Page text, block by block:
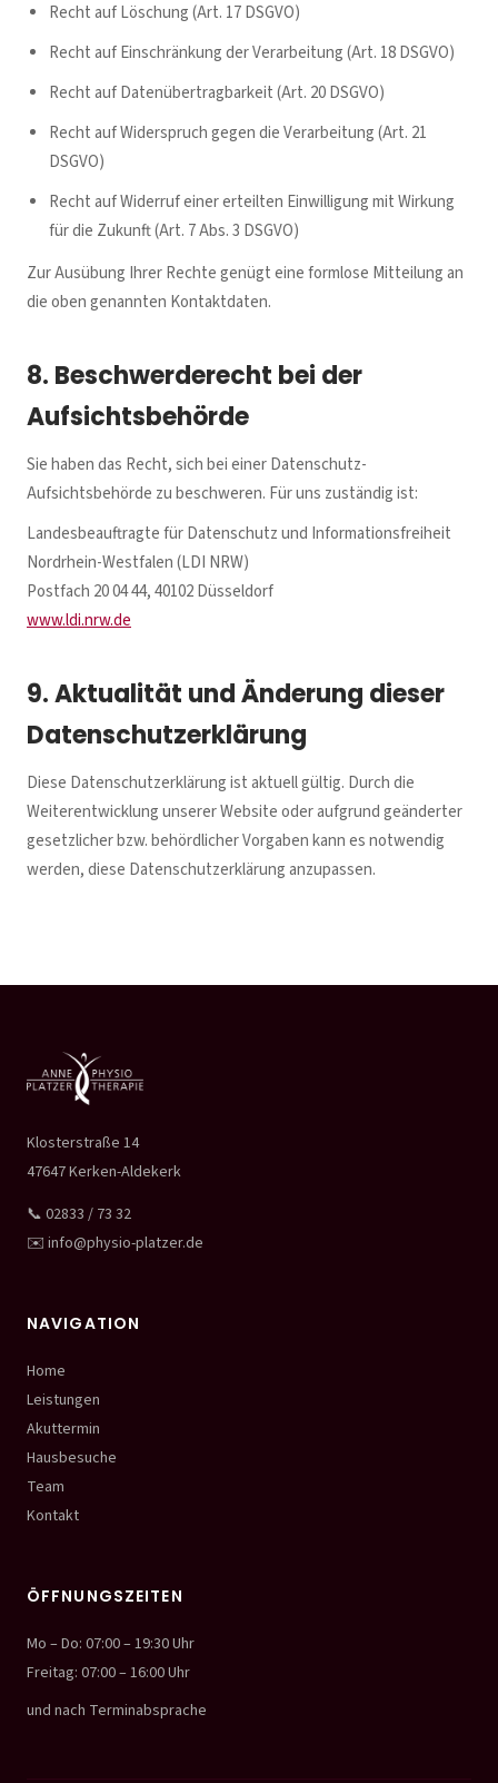
Recht auf Löschung (Art. 17 DSGVO)
Recht auf Einschränkung der Verarbeitung (Art. 18 DSGVO)
Recht auf Datenübertragbarkeit (Art. 20 DSGVO)
Recht auf Widerspruch gegen die Verarbeitung (Art. 21
DSGVO)
Recht auf Widerruf einer erteilten Einwilligung mit Wirkung
für die Zukunft (Art. 7 Abs. 3 DSGVO)
Zur Ausübung Ihrer Rechte genügt eine formlose Mitteilung an
die oben genannten Kontaktdaten.
8. Beschwerderecht bei der
Aufsichtsbehörde
Sie haben das Recht, sich bei einer Datenschutz-
Aufsichtsbehörde zu beschweren. Für uns zuständig ist:
Landesbeauftragte für Datenschutz und Informationsfreiheit
Nordrhein-Westfalen (LDI NRW)
Postfach 20 04 44, 40102 Düsseldorf
www.ldi.nrw.de
9. Aktualität und Änderung dieser
Datenschutzerklärung
Diese Datenschutzerklärung ist aktuell gültig. Durch die
Weiterentwicklung unserer Website oder aufgrund geänderter
gesetzlicher bzw. behördlicher Vorgaben kann es notwendig
werden, diese Datenschutzerklärung anzupassen.
Klosterstraße 14
47647 Kerken-Aldekerk
📞 02833 / 73 32
✉️ info@physio-platzer.de
NAVIGATION
Home
Leistungen
Akuttermin
Hausbesuche
Team
Kontakt
ÖFFNUNGSZEITEN
Mo – Do: 07:00 – 19:30 Uhr
Freitag: 07:00 – 16:00 Uhr
und nach Terminabsprache